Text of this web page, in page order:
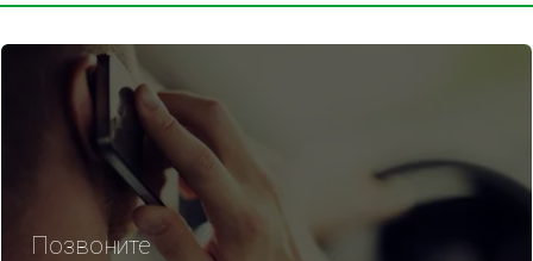
Позвоните